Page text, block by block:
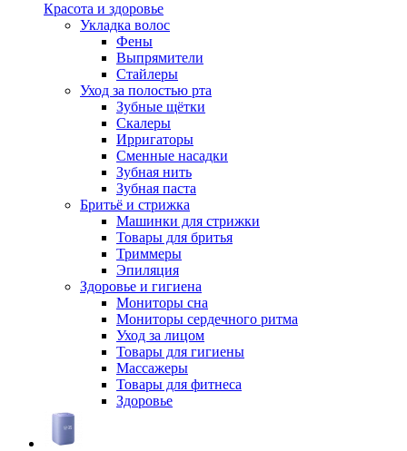
Красота и здоровье
Укладка волос
Фены
Выпрямители
Стайлеры
Уход за полостью рта
Зубные щётки
Скалеры
Ирригаторы
Сменные насадки
Зубная нить
Зубная паста
Бритьё и стрижка
Машинки для стрижки
Товары для бритья
Триммеры
Эпиляция
Здоровье и гигиена
Мониторы сна
Мониторы сердечного ритма
Уход за лицом
Товары для гигиены
Массажеры
Товары для фитнеса
Здоровье